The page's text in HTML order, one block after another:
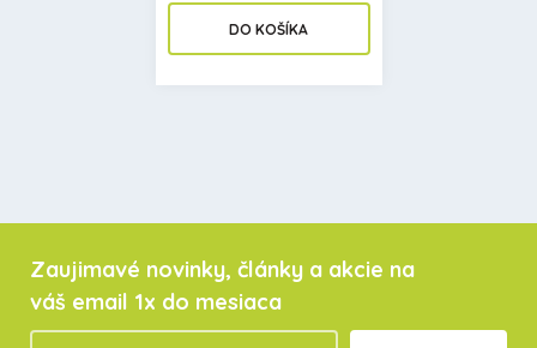
DO KOŠÍKA
Zaujimavé novinky, články a akcie na
váš email 1x do mesiaca